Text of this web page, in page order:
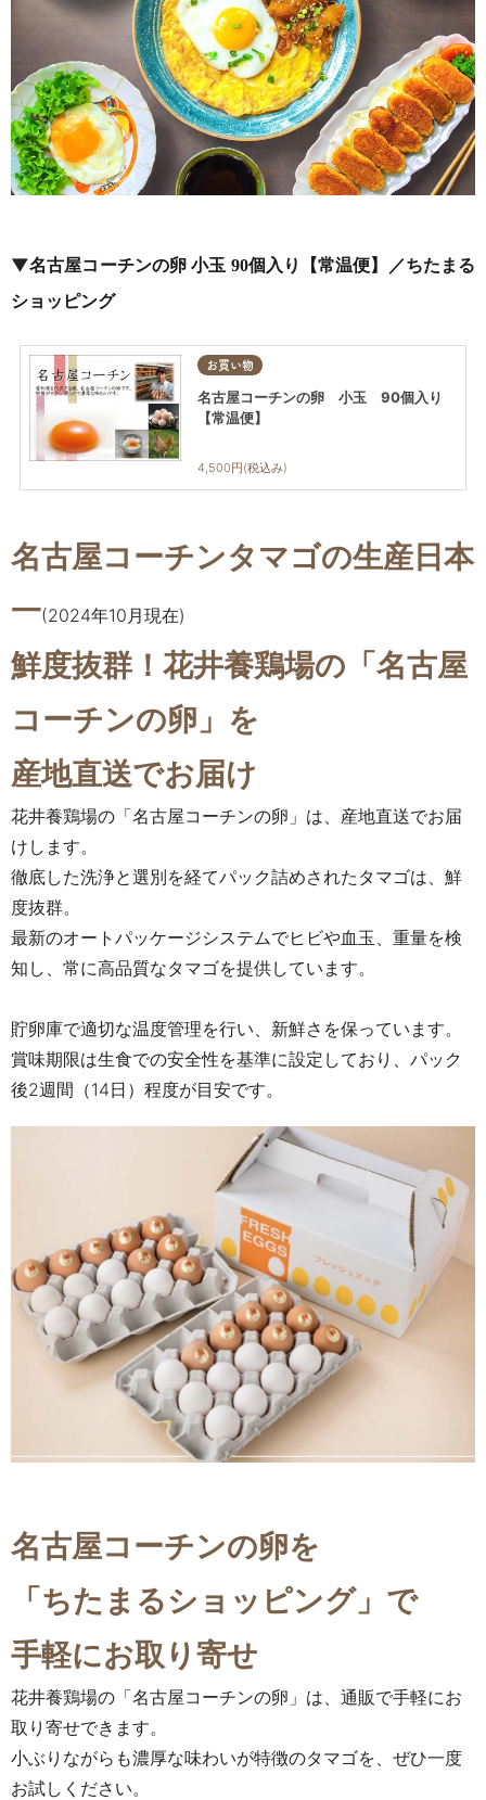
▼名古屋コーチンの卵 小玉 90個入り【常温便】／ちたまる
ショッピング
お買い物
名古屋コーチンの卵 小玉 90個入り
【常温便】
4,500円(税込み)
名古屋コーチンタマゴの生産日本
一(2024年10月現在)
鮮度抜群！花井養鶏場の「名古屋
コーチンの卵」を
産地直送でお届け
花井養鶏場の「名古屋コーチンの卵」は、産地直送でお届
けします。
徹底した洗浄と選別を経てパック詰めされたタマゴは、鮮
度抜群。
最新のオートパッケージシステムでヒビや血玉、重量を検
知し、常に高品質なタマゴを提供しています。
貯卵庫で適切な温度管理を行い、新鮮さを保っています。
賞味期限は生食での安全性を基準に設定しており、パック
後2週間（14日）程度が目安です。
名古屋コーチンの卵を
「ちたまるショッピング」で
手軽にお取り寄せ
花井養鶏場の「名古屋コーチンの卵」は、通販で手軽にお
取り寄せできます。
小ぶりながらも濃厚な味わいが特徴のタマゴを、ぜひ一度
お試しください。